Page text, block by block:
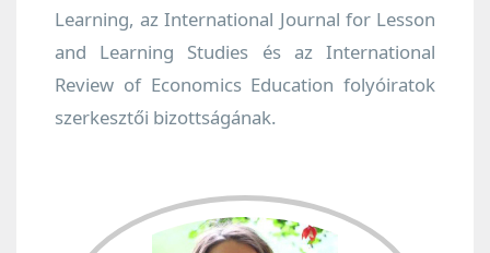
Learning, az International Journal for Lesson
and Learning Studies és az International
Review of Economics Education folyóiratok
szerkesztői bizottságának.